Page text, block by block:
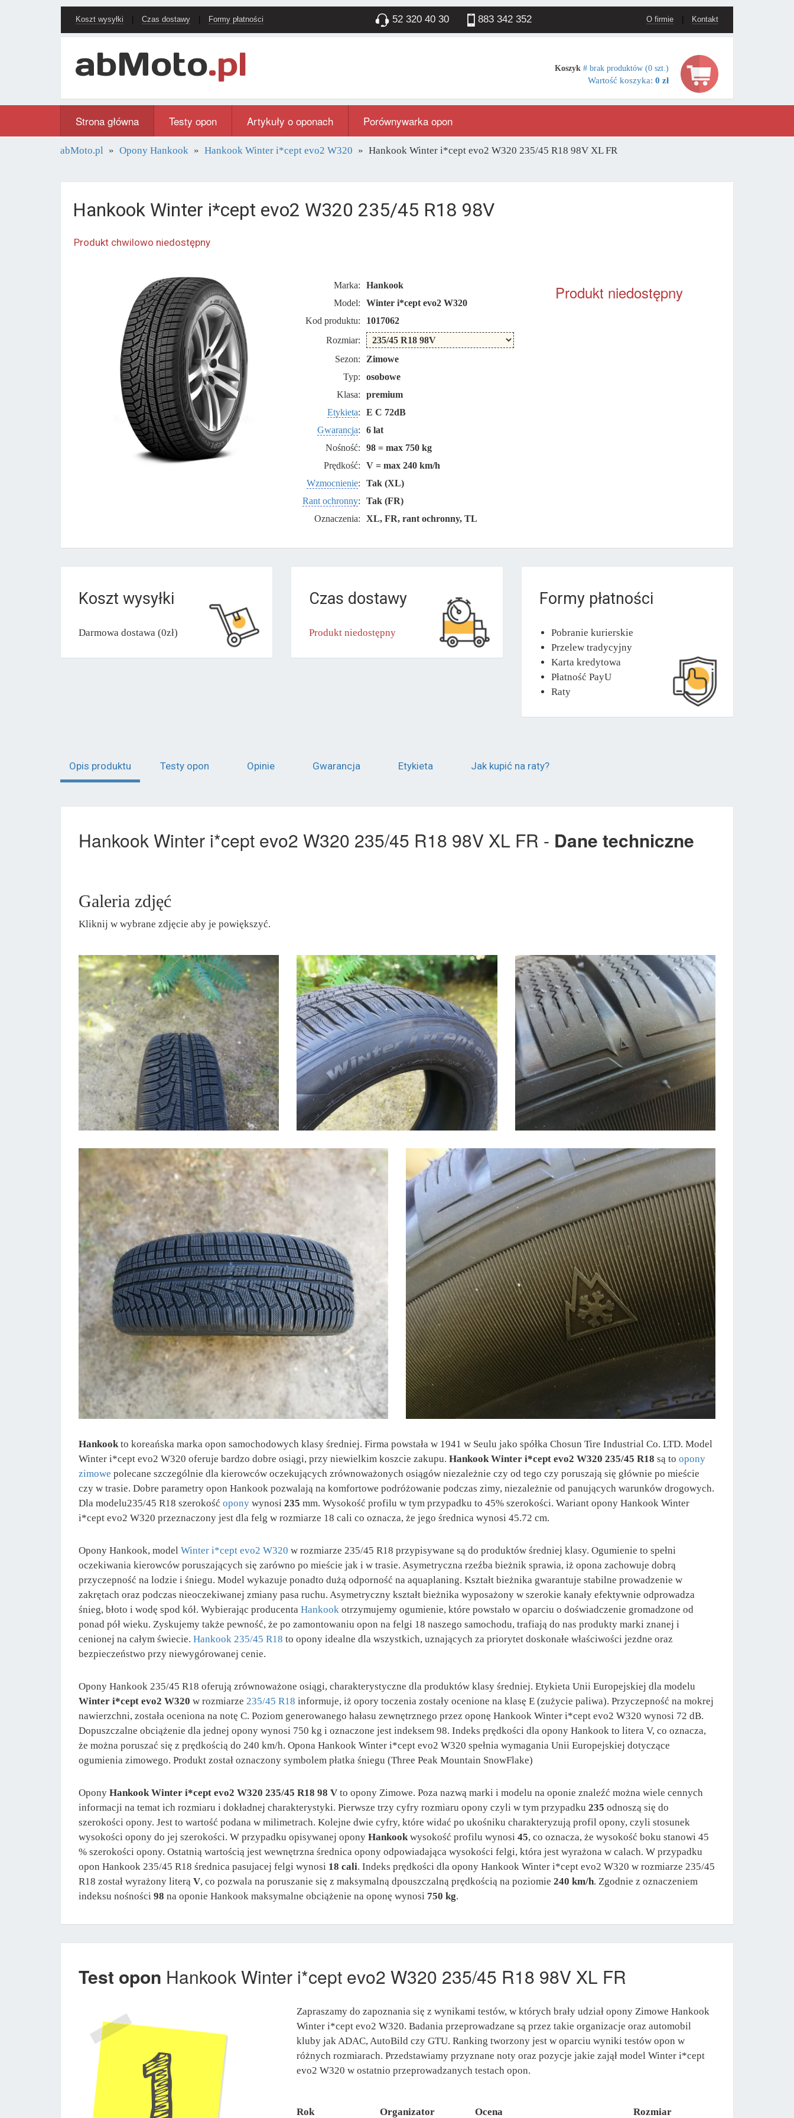
Koszt wysyłki Czas dostawy Formy płatności 52 320 40 30 883 342 352 O firmie Kontakt
Koszyk # brak produktów (0 szt.)
Wartość koszyka: 0 zł
Strona główna Testy opon Artykuły o oponach Porównywarka opon
abMoto.pl Opony Hankook Hankook Winter i*cept evo2 W320 Hankook Winter i*cept evo2 W320 235/45 R18 98V XL FR
Hankook Winter i*cept evo2 W320 235/45 R18 98V
Produkt chwilowo niedostępny
Marka:
Hankook
Model:
Winter i*cept evo2 W320
Kod produktu:
1017062
Rozmiar:
Sezon:
Zimowe
Typ:
osobowe
Klasa:
premium
Etykieta:
E C 72dB
Gwarancja:
6 lat
Nośność:
98 = max 750 kg
Prędkość:
V = max 240 km/h
Wzmocnienie:
Tak (XL)
Rant ochronny:
Tak (FR)
Oznaczenia:
XL, FR, rant ochronny, TL
Produkt niedostępny
Koszt wysyłki
Darmowa dostawa (0zł)
Czas dostawy
Produkt niedostępny
Formy płatności
Pobranie kurierskie
Przelew tradycyjny
Karta kredytowa
Płatność PayU
Raty
Opis produktu Testy opon Opinie Gwarancja Etykieta Jak kupić na raty?
Hankook Winter i*cept evo2 W320 235/45 R18 98V XL FR - Dane techniczne
Galeria zdjęć
Kliknij w wybrane zdjęcie aby je powiększyć.
Hankookto koreańska marka opon samochodowych klasy średniej. Firma powstała w 1941 w Seulu jako spółka Chosun Tire Industrial Co. LTD. Model
Winter i*cept evo2 W320 oferuje bardzo dobre osiągi, przy niewielkim koszcie zakupu. Hankook Winter i*cept evo2 W320 235/45 R18 są to opony
zimowe polecane szczególnie dla kierowców oczekujących zrównoważonych osiągów niezależnie czy od tego czy poruszają się głównie po mieście
czy w trasie. Dobre parametry opon Hankook pozwalają na komfortowe podróżowanie podczas zimy, niezależnie od panujących warunków drogowych.
Dla modelu235/45 R18 szerokość opony wynosi 235 mm. Wysokość profilu w tym przypadku to 45% szerokości. Wariant opony Hankook Winter
i*cept evo2 W320 przeznaczony jest dla felg w rozmiarze 18 cali co oznacza, że jego średnica wynosi 45.72 cm.
Opony Hankook, model Winter i*cept evo2 W320 w rozmiarze 235/45 R18 przypisywane są do produktów średniej klasy. Ogumienie to spełni
oczekiwania kierowców poruszających się zarówno po mieście jak i w trasie. Asymetryczna rzeźba bieżnik sprawia, iż opona zachowuje dobrą
przyczepność na lodzie i śniegu. Model wykazuje ponadto dużą odporność na aquaplaning. Kształt bieżnika gwarantuje stabilne prowadzenie w
zakrętach oraz podczas nieoczekiwanej zmiany pasa ruchu. Asymetryczny kształt bieżnika wyposażony w szerokie kanały efektywnie odprowadza
śnieg, błoto i wodę spod kół. Wybierając producenta Hankook otrzymujemy ogumienie, które powstało w oparciu o doświadczenie gromadzone od
ponad pół wieku. Zyskujemy także pewność, że po zamontowaniu opon na felgi 18 naszego samochodu, trafiają do nas produkty marki znanej i
cenionej na całym świecie. Hankook 235/45 R18 to opony idealne dla wszystkich, uznających za priorytet doskonałe właściwości jezdne oraz
bezpieczeństwo przy niewygórowanej cenie.
Opony Hankook 235/45 R18 oferują zrównoważone osiągi, charakterystyczne dla produktów klasy średniej. Etykieta Unii Europejskiej dla modelu
Winter i*cept evo2 W320 w rozmiarze 235/45 R18 informuje, iż opory toczenia zostały ocenione na klasę E (zużycie paliwa). Przyczepność na mokrej
nawierzchni, została oceniona na notę C. Poziom generowanego hałasu zewnętrznego przez oponę Hankook Winter i*cept evo2 W320 wynosi 72 dB.
Dopuszczalne obciążenie dla jednej opony wynosi 750 kg i oznaczone jest indeksem 98. Indeks prędkości dla opony Hankook to litera V, co oznacza,
że można poruszać się z prędkością do 240 km/h. Opona Hankook Winter i*cept evo2 W320 spełnia wymagania Unii Europejskiej dotyczące
ogumienia zimowego. Produkt został oznaczony symbolem płatka śniegu (Three Peak Mountain SnowFlake)
Opony Hankook Winter i*cept evo2 W320 235/45 R18 98 V to opony Zimowe. Poza nazwą marki i modelu na oponie znaleźć można wiele cennych
informacji na temat ich rozmiaru i dokładnej charakterystyki. Pierwsze trzy cyfry rozmiaru opony czyli w tym przypadku 235 odnoszą się do
szerokości opony. Jest to wartość podana w milimetrach. Kolejne dwie cyfry, które widać po ukośniku charakteryzują profil opony, czyli stosunek
wysokości opony do jej szerokości. W przypadku opisywanej opony Hankookwysokość profilu wynosi 45, co oznacza, że wysokość boku stanowi 45
% szerokości opony. Ostatnią wartością jest wewnętrzna średnica opony odpowiadająca wysokości felgi, która jest wyrażona w calach. W przypadku
opon Hankook 235/45 R18 średnica pasujacej felgi wynosi 18 cali. Indeks prędkości dla opony Hankook Winter i*cept evo2 W320 w rozmiarze 235/45
R18 został wyrażony literą V, co pozwala na poruszanie się z maksymalną dpouszczalną prędkością na poziomie 240 km/h. Zgodnie z oznaczeniem
indeksu nośności 98 na oponie Hankook maksymalne obciążenie na oponę wynosi 750 kg.
Test opon Hankook Winter i*cept evo2 W320 235/45 R18 98V XL FR
Zapraszamy do zapoznania się z wynikami testów, w których brały udział opony Zimowe Hankook
Winter i*cept evo2 W320. Badania przeprowadzane są przez takie organizacje oraz automobil
kluby jak ADAC, AutoBild czy GTU. Ranking tworzony jest w oparciu wyniki testów opon w
różnych rozmiarach. Przedstawiamy przyznane noty oraz pozycje jakie zajął model Winter i*cept
evo2 W320 w ostatnio przeprowadzanych testach opon.
Rok Organizator Ocena Rozmiar